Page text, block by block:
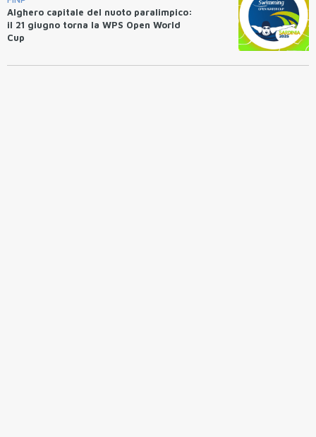
Alghero capitale del nuoto paralimpico:
il 21 giugno torna la WPS Open World
Cup